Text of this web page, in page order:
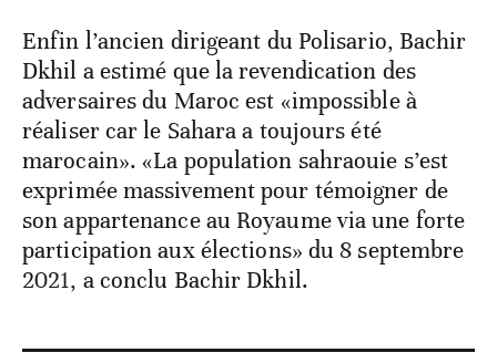
Enfin l’ancien dirigeant du Polisario, Bachir
Dkhil a estimé que la revendication des
adversaires du Maroc est «impossible à
réaliser car le Sahara a toujours été
marocain». «La population sahraouie s’est
exprimée massivement pour témoigner de
son appartenance au Royaume via une forte
participation aux élections» du 8 septembre
2021, a conclu Bachir Dkhil.